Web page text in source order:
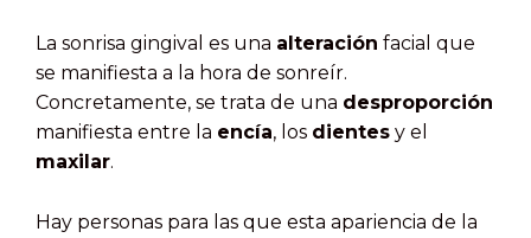
La sonrisa gingival es una alteración facial que
se manifiesta a la hora de sonreír.
Concretamente, se trata de una desproporción
manifiesta entre la encía, los dientes y el
maxilar.
Hay personas para las que esta apariencia de la